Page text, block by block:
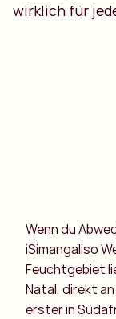
wirklich für
Wenn du
iSimangaliso
Feuchtgebiet
Natal, direkt
erster in